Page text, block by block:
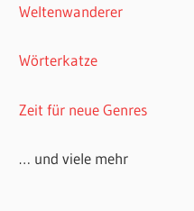
Weltenwanderer
Wörterkatze
Zeit für neue Genres
… und viele mehr